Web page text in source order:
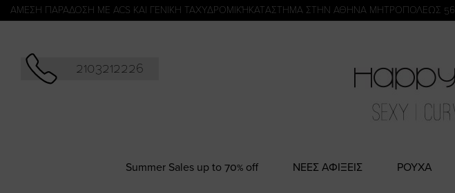
ΑΜΕΣΗ ΠΑΡΑΔΟΣΗ ΜΕ ACS ΚΑΙ ΓΕΝΙΚΗ ΤΑΧΥΔΡΟΜΙΚΉKATΑΣΤΗΜΑ ΣΤΗΝ ΑΘΗΝΑ ΜΗΤΡΟΠΟΛΕΩΣ 56
2103212226
Summer Sales up to 70% off NΕΕΣ ΑΦΙΞΕΙΣ ΡΟΥΧΑ
Αναζήτηση